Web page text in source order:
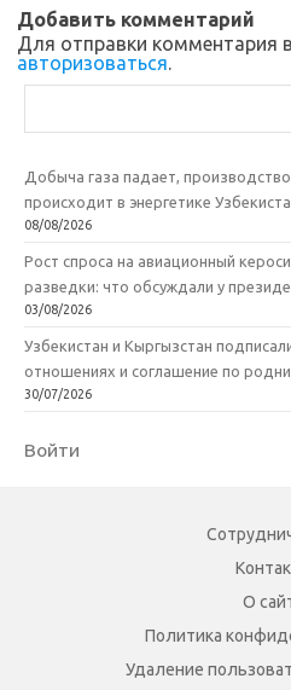
ik
i
Добавить комментарий
Для отправки комментария
авторизоваться.
Добыча газа падает,
происходит в энергетике
08/08/2026
Рост спроса на авиационный
разведки: что обсуждали у
03/08/2026
Узбекистан и Кыргызстан
отношениях и соглашение по
30/07/2026
Войти
О
Политика
Удаление